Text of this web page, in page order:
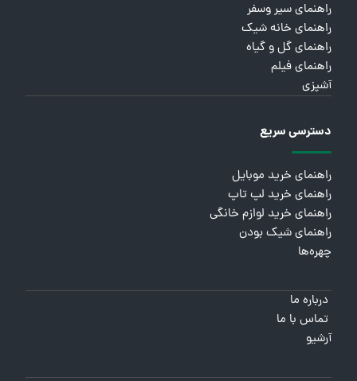
راهنمای سیر وسفر
راهنمای خانه شیک
راهنمای گل و گیاه
راهنمای فیلم
آشپزی
دسترسی سریع
راهنمای خرید موبایل
راهنمای خرید لپ تاپ
راهنمای خرید لوازم خانگی
راهنمای شیک بودن
چهره‌ها
درباره ما
تماس با ما
آرشیو